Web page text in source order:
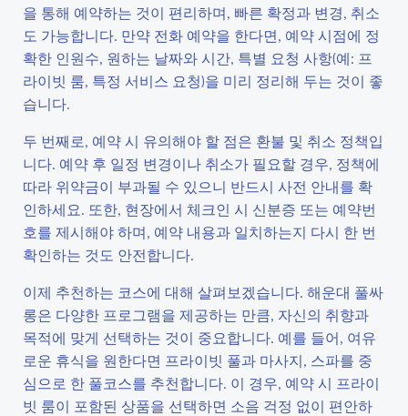
을 통해 예약하는 것이 편리하며, 빠른 확정과 변경, 취소
도 가능합니다. 만약 전화 예약을 한다면, 예약 시점에 정
확한 인원수, 원하는 날짜와 시간, 특별 요청 사항(예: 프
라이빗 룸, 특정 서비스 요청)을 미리 정리해 두는 것이 좋
습니다.
두 번째로, 예약 시 유의해야 할 점은 환불 및 취소 정책입
니다. 예약 후 일정 변경이나 취소가 필요할 경우, 정책에
따라 위약금이 부과될 수 있으니 반드시 사전 안내를 확
인하세요. 또한, 현장에서 체크인 시 신분증 또는 예약번
호를 제시해야 하며, 예약 내용과 일치하는지 다시 한 번
확인하는 것도 안전합니다.
이제 추천하는 코스에 대해 살펴보겠습니다. 해운대 풀싸
롱은 다양한 프로그램을 제공하는 만큼, 자신의 취향과
목적에 맞게 선택하는 것이 중요합니다. 예를 들어, 여유
로운 휴식을 원한다면 프라이빗 풀과 마사지, 스파를 중
심으로 한 풀코스를 추천합니다. 이 경우, 예약 시 프라이
빗 룸이 포함된 상품을 선택하면 소음 걱정 없이 편안하